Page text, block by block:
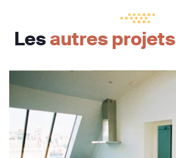
Lesautres projets